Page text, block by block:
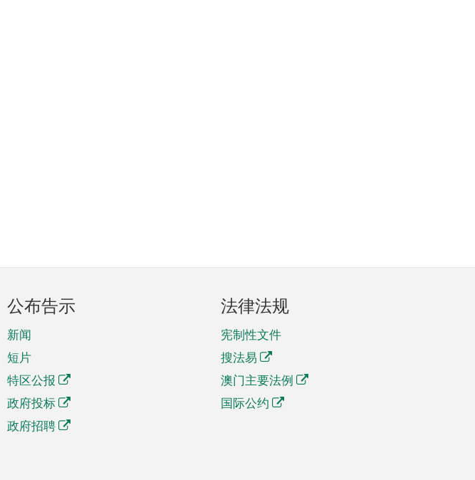
公布告示
新闻
短片
特区公报
政府投标
政府招聘
法律法规
宪制性文件
搜法易
澳门主要法例
国际公约